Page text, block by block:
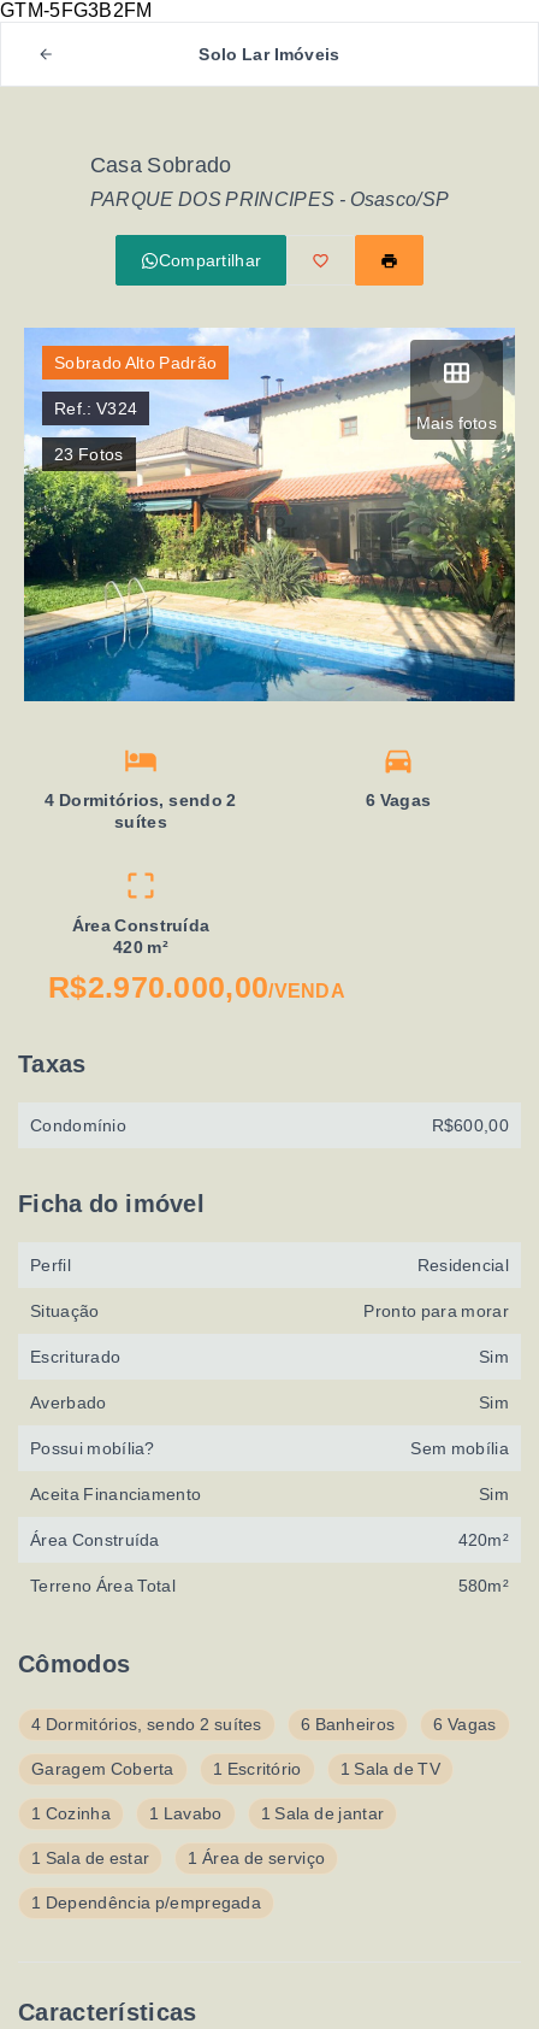
GTM-5FG3B2FM
Solo Lar Imóveis
Casa Sobrado
PARQUE DOS PRINCIPES - Osasco/SP
Compartilhar
Mais fotos
Sobrado Alto Padrão
Ref.:V324
23 Fotos
4 Dormitórios, sendo 2
suítes
6 Vagas
Área Construída
420 m²
R$2.970.000,00/VENDA
Cômodos
4 Dormitórios, sendo 2 suítes 6 Banheiros 6 Vagas
Garagem Coberta 1 Escritório 1 Sala de TV
1 Cozinha 1 Lavabo 1 Sala de jantar
1 Sala de estar 1 Área de serviço
1 Dependência p/empregada
Características
Taxas
Condomínio R$600,00
Ficha do imóvel
Perfil Residencial
Situação Pronto para morar
Escriturado Sim
Averbado Sim
Possui mobília? Sem mobília
Aceita Financiamento Sim
Área Construída 420m²
Terreno Área Total 580m²